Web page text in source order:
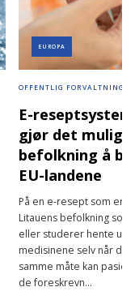
EUROPA
OFFENTLIG FORVALTNING
E-
gjør det mulig
befolkning å
EU-landene
På en e-resept som er
Litauens befolkning
eller studerer hente ut
medisinene selv når de
samme måte kan
de foreskrevn...